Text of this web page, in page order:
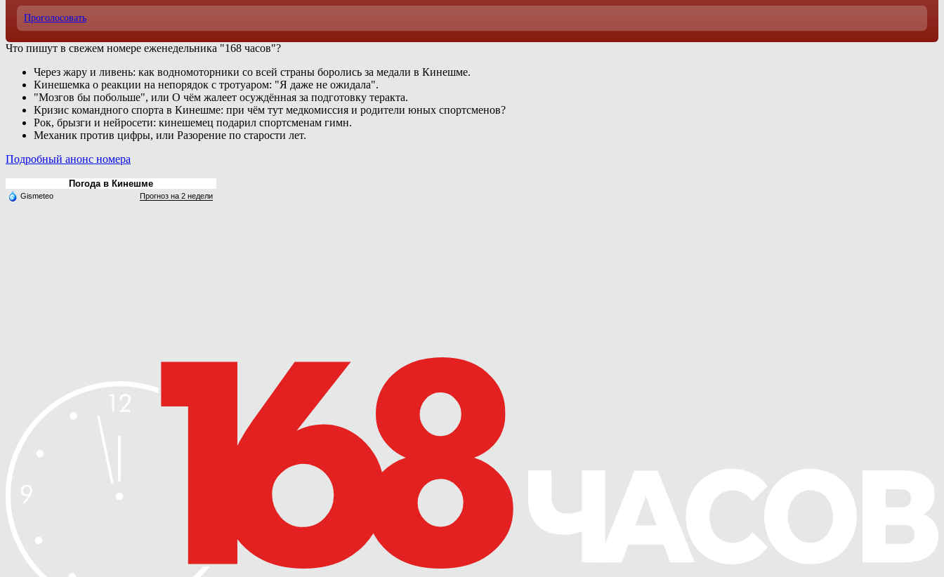
Проголосовать
Что пишут в свежем номере еженедельника "168 часов"?
Через жару и ливень: как водномоторники со всей страны боролись за медали в Кинешме.
Кинешемка о реакции на непорядок с тротуаром: "Я даже не ожидала".
"Мозгов бы побольше", или О чём жалеет осуждённая за подготовку теракта.
Кризис командного спорта в Кинешме: при чём тут медкомиссия и родители юных спортсменов?
Рок, брызги и нейросети: кинешемец подарил спортсменам гимн.
Механик против цифры, или Разорение по старости лет.
Подробный анонс номера
Погода в Кинешме
Gismeteo Прогноз на 2 недели